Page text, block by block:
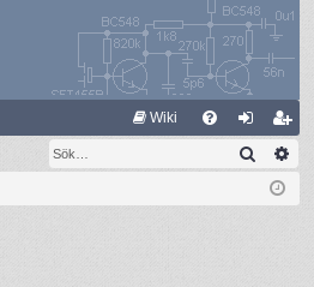
Wiki
og li
m
Sök